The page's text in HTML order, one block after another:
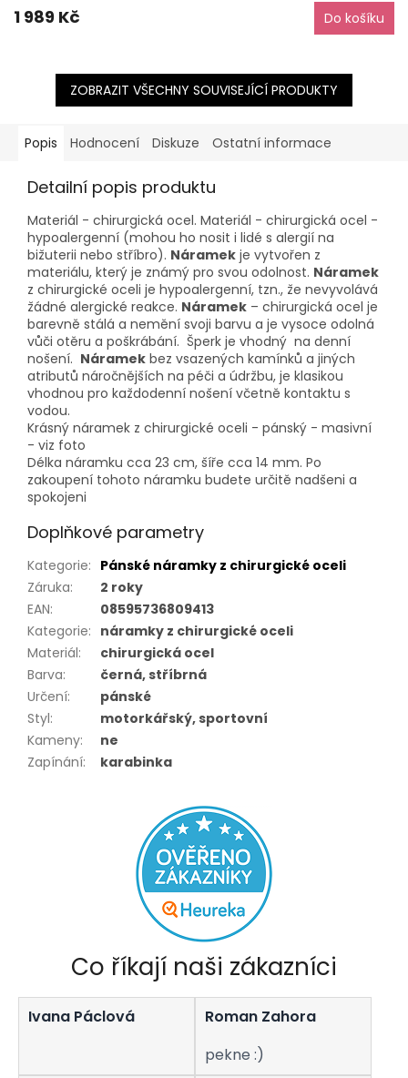
1 989 Kč Do košíku
ZOBRAZIT VŠECHNY SOUVISEJÍCÍ PRODUKTY
Popis Hodnocení Diskuze Ostatní informace
Detailní popis produktu
Materiál - chirurgická ocel. Materiál - chirurgická ocel -
hypoalergenní (mohou ho nosit i lidé s alergií na
bižuterii nebo stříbro). Náramek je vytvořen z
materiálu, který je známý pro svou odolnost. Náramek
z chirurgické oceli je hypoalergenní, tzn., že nevyvolává
žádné alergické reakce. Náramek – chirurgická ocel je
barevně stálá a nemění svoji barvu a je vysoce odolná
vůči otěru a poškrábání. Šperk je vhodný na denní
nošení. Náramek bez vsazených kamínků a jiných
atributů náročnějších na péči a údržbu, je klasikou
vhodnou pro každodenní nošení včetně kontaktu s
vodou.
Krásný náramek z chirurgické oceli - pánský - masivní
- viz foto
Délka náramku cca 23 cm, šíře cca 14 mm. Po
zakoupení tohoto náramku budete určitě nadšeni a
spokojeni
Doplňkové parametry
Kategorie: Pánské náramky z chirurgické oceli
Záruka:
2 roky
EAN:
08595736809413
Kategorie: náramky z chirurgické oceli
Materiál:
chirurgická ocel
Barva:
černá, stříbrná
Určení:
pánské
Styl:
motorkářský, sportovní
Kameny:
ne
Zapínání: karabinka
Co říkají naši zákazníci
Ivana Páclová
Roman Zahora
pekne :)